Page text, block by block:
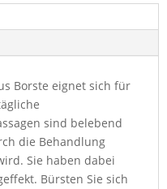
Borste eignet sich für
sind belebend
die Behandlung
Sie haben dabei
Bürsten Sie sich